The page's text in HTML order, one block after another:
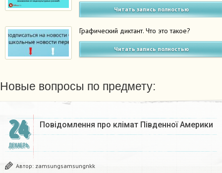
Читать запись полностью
Графический диктант. Что это такое?
Читать запись полностью
Новые вопросы по предмету:
24
ДЕКАБРЬ
Повідомлення про клімат Південної Америки
Автор: zamsungsamsungnkk